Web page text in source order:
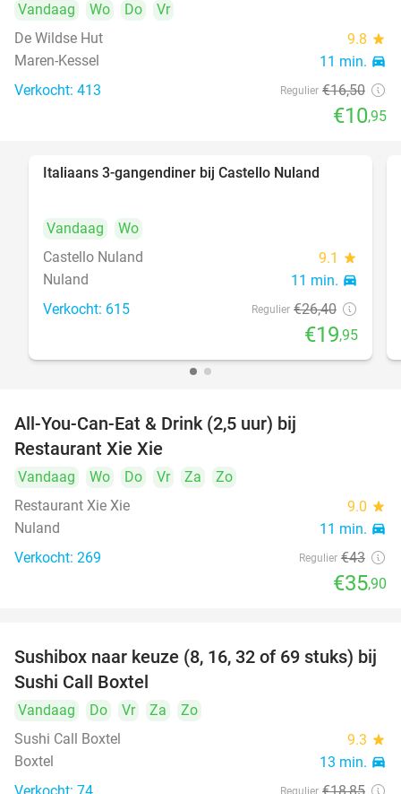
Vandaag Wo Do
Vr
De Wildse Hut
9.8 star
Maren-Kessel 11 min. directions_car
Verkocht: 413 Regulier €16,50
€10,95
Italiaans 3-gangendiner bij Castello Nuland
Vandaag
Wo
Castello Nuland
9.1 star
Nuland 11 min. directions_car
Verkocht: 615 Regulier €26,40
€19,95
All-You-Can-Eat & Drink (2,5 uur) bij
Restaurant Xie Xie
Vandaag Wo Do Vr Za
Zo
Restaurant Xie Xie
9.0 star
Nuland 11 min. directions_car
Verkocht: 269 Regulier €43
€35,90
53%
Sushibox naar keuze (8, 16, 32 of 69 stuks) bij
Sushi Call Boxtel
Vandaag Do Vr Za
Zo
Sushi Call Boxtel
9.3 star
Boxtel 13 min. directions_car
Regulier